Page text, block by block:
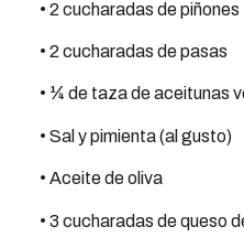
• 2 cucharadas de piñones
• 2 cucharadas de pasas
• ¼ de taza de aceitunas
• Sal y pimienta (al gusto)
• Aceite de oliva
• 3 cucharadas de queso